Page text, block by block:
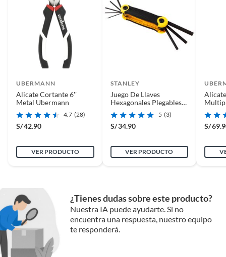
UBERMANN
Alicate Cortante 6''
Metal Ubermann
4.7 (28)
S/42.90
VER PRODUCTO
STANLEY
Juego De Llaves
Hexagonales Plegables
Stanley 9 Piezas 5 (3)
S/34.90
VER PRODUCTO
S/
¿Tienes dudas sobre este producto?
Nuestra IA puede ayudarte. Si no
encuentra una respuesta, nuestro equipo
te responderá.